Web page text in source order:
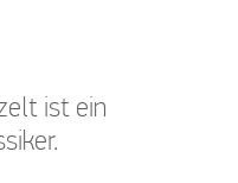
ist ein